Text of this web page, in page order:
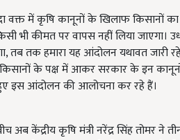
वक्त में कृषि कानूनों के खिलाफ किसानों
भी कीमत पर वापस नहीं लिया
तब तक हमारा यह आंदोलन यथावत जारी
के पक्ष में आकर सरकार के इन
इस आंदोलन की आलोचना कर रहे हैं।
अब केंद्रीय कृषि मंत्री नरेंद्र सिंह तोमर